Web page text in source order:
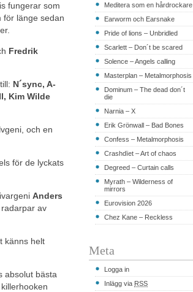
fungerar som
för länge sedan
Fredrik
N´sync, A-
Kim Wilde
och en
för de lyckats
Anders
av
känns helt
absolut bästa
Meditera som en hårdrockare
Earworm och Earsnake
Pride of lions – Unbridled
Scarlett – Don´t be scared
Solence – Angels calling
Masterplan – Metalmorphosis
Dominum – The dead don´t
die
Narnia – X
Erik Grönwall – Bad Bones
Confess – Metalmorphosis
Crashdïet – Art of chaos
Degreed – Curtain calls
Myrath – Wilderness of
mirrors
Eurovision 2026
Chez Kane – Reckless
Meta
Logga in
Inlägg via RSS